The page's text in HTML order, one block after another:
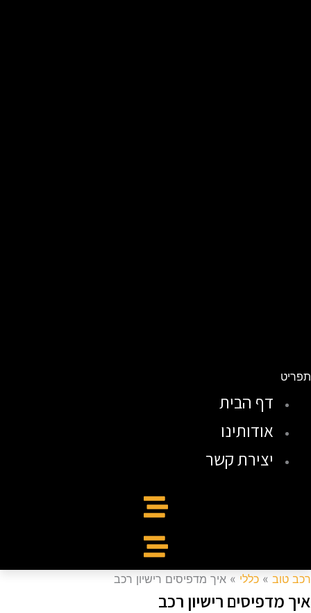
דף הבית
אודותינו
יצירת קשר
טוב» כללי» איך מדפיסים רישיון רכב
מדפיסים רישיון רכב